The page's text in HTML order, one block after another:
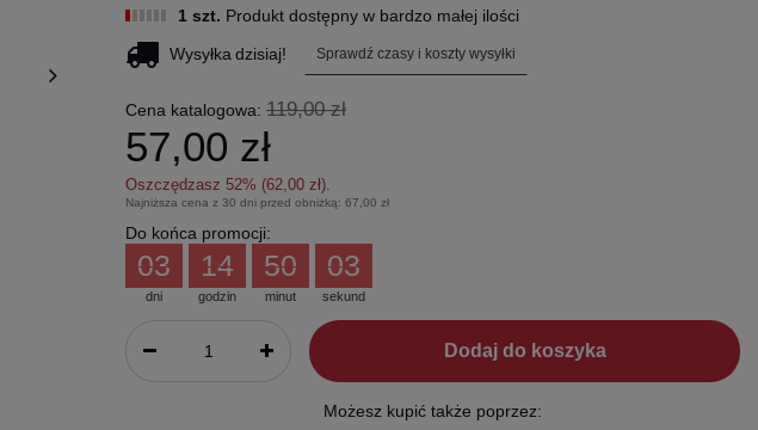
1 szt. Produkt dostępny w bardzo małej ilości
Wysyłkadzisiaj! Sprawdź czasy i koszty wysyłki
Cena katalogowa: 119,00 zł
57,00 zł
Oszczędzasz 52% (62,00 zł).
Najniższa cena z 30 dni przed obniżką: 67,00 zł
Do końca promocji:
dni
03
godzin
14
minut
50
sekund
02
Dodaj do koszyka
Możesz kupić także poprzez: